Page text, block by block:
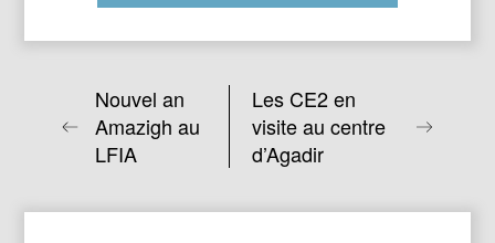
Nouvel an
Amazigh au
LFIA
Les CE2 en
visite au centre
d’Agadir